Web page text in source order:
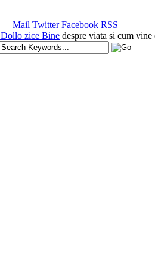
Mail Twitter Facebook RSS
Dollo zice Bine despre viata si cum vine